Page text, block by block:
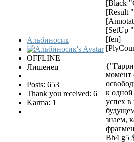
Альбиносик
OFFLINE
Лишенец
Posts: 653
Thank you received: 6
Karma: 1
[Black
[Result
[SetUp
[fen]
{"Гарри
момент
к
успех в
знаем,
Bh4 g5